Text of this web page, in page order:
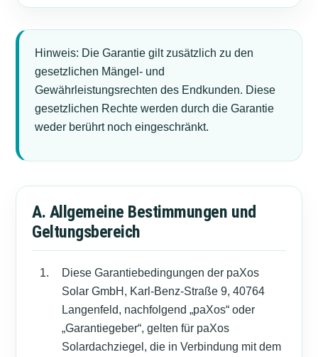
Hinweis: Die Garantie gilt zusätzlich zu den
gesetzlichen Mängel- und
Gewährleistungsrechten des Endkunden. Diese
gesetzlichen Rechte werden durch die Garantie
weder berührt noch eingeschränkt.
A. Allgemeine Bestimmungen und
Geltungsbereich
Diese Garantiebedingungen der paXos
Solar GmbH, Karl-Benz-Straße 9, 40764
Langenfeld, nachfolgend „paXos“ oder
„Garantiegeber“, gelten für paXos
Solardachziegel, die in Verbindung mit dem